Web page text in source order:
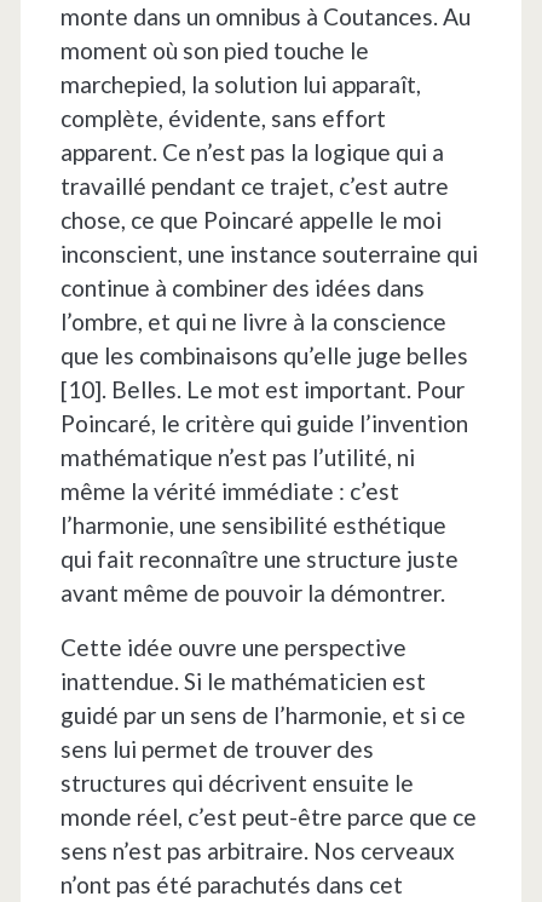
monte dans un omnibus à Coutances. Au
moment où son pied touche le
marchepied, la solution lui apparaît,
complète, évidente, sans effort
apparent. Ce n’est pas la logique qui a
travaillé pendant ce trajet, c’est autre
chose, ce que Poincaré appelle le moi
inconscient, une instance souterraine qui
continue à combiner des idées dans
l’ombre, et qui ne livre à la conscience
que les combinaisons qu’elle juge belles
[10]. Belles. Le mot est important. Pour
Poincaré, le critère qui guide l’invention
mathématique n’est pas l’utilité, ni
même la vérité immédiate : c’est
l’harmonie, une sensibilité esthétique
qui fait reconnaître une structure juste
avant même de pouvoir la démontrer.
Cette idée ouvre une perspective
inattendue. Si le mathématicien est
guidé par un sens de l’harmonie, et si ce
sens lui permet de trouver des
structures qui décrivent ensuite le
monde réel, c’est peut-être parce que ce
sens n’est pas arbitraire. Nos cerveaux
n’ont pas été parachutés dans cet